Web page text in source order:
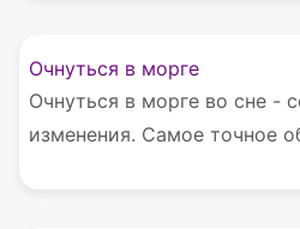
Очнуться в морге
Очнуться в морге во сне -
изменения. Самое точное